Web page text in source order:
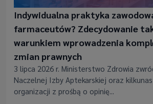
Indywidualna praktyka
farmaceutów? Zdecydowanie
warunkiem wprowadzenia
zmian prawnych
3 lipca 2026 r. Ministerstwo Zdrowia
Naczelnej Izby Aptekarskiej oraz
organizacji z prośbą o opinię...